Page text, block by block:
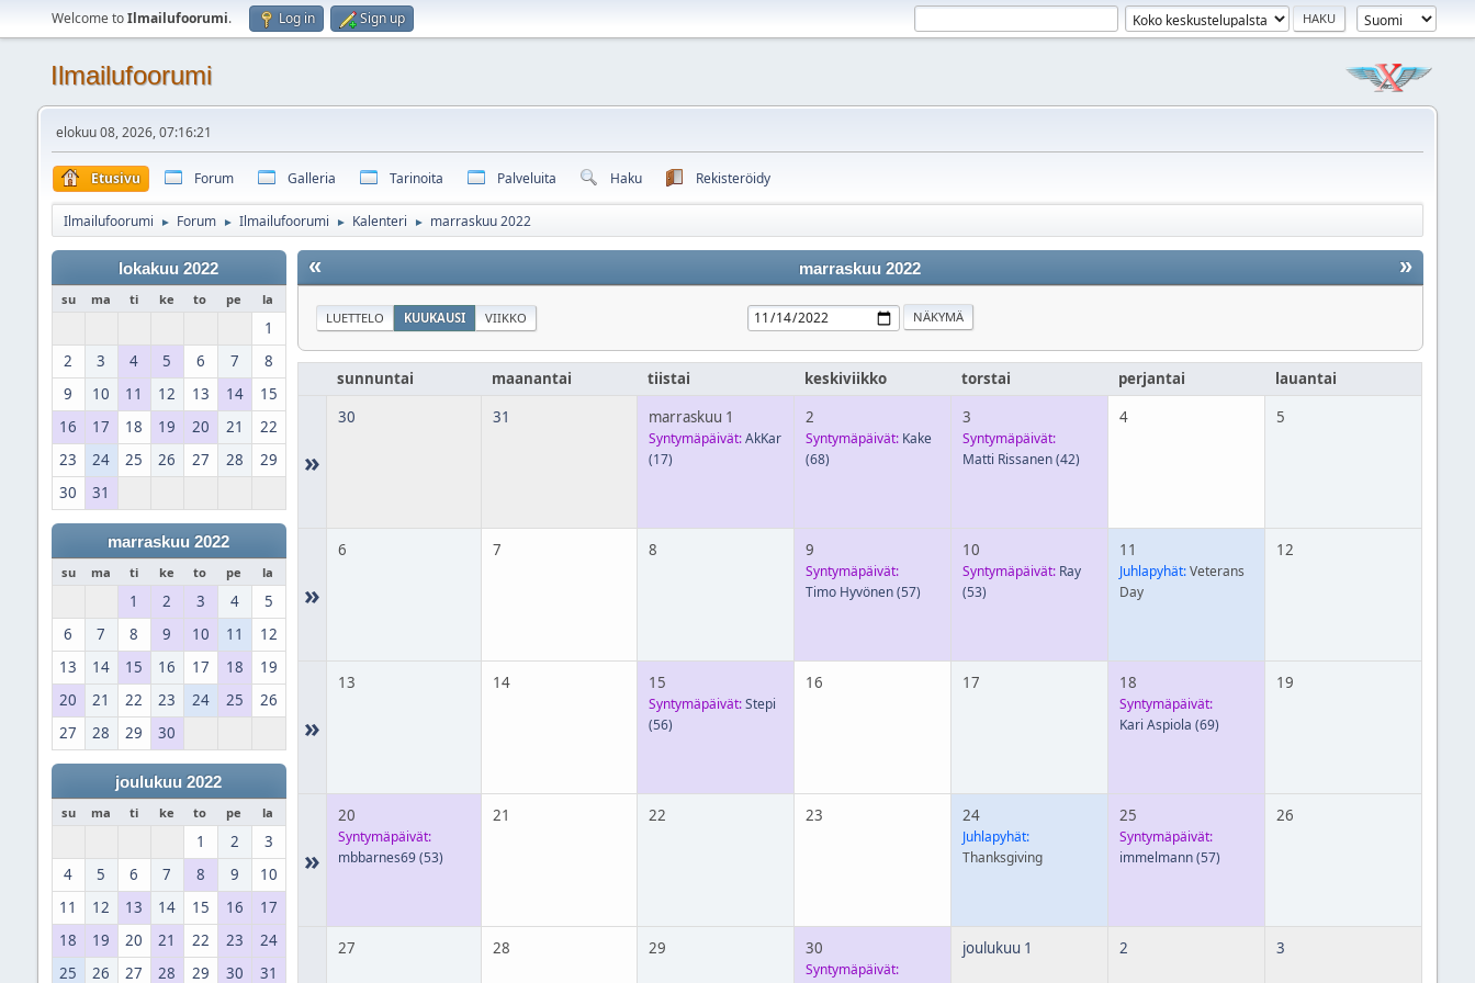
Welcome toIlmailufoorumi. Log in Sign up
Ilmailufoorumi
elokuu 08, 2026, 07:16:21
Etusivu Forum Galleria Tarinoita Palveluita Haku Rekisteröidy
Ilmailufoorumi ► Forum ► Ilmailufoorumi ► Kalenteri ► marraskuu 2022
lokakuu 2022
su ma ti ke to pe la
1
2
3 4 5 6 7
8
9
10 11 12 13 14
15
16
17 18 19 20 21
22
23
24 25 26 27 28
29
30
31
marraskuu 2022
su ma ti ke to pe la
1 2 3 4
5
6
7 8 9 10 11
12
13
14 15 16 17 18
19
20
21 22 23 24 25
26
27
28 29 30
joulukuu 2022
su ma ti ke to pe la
1 2
3
4
5 6 7 8 9
10
11
12 13 14 15 16
17
18
19 20 21 22 23
24
25
26 27 28 29 30 31
« »
marraskuu 2022
LUETTELO KUUKAUSI VIIKKO
sunnuntai maanantai tiistai keskiviikko torstai perjantai lauantai
»
30 31 marraskuu 1
Syntymäpäivät: AkKar
(17)
2
Syntymäpäivät: Kake
(68)
3
Syntymäpäivät:
Matti Rissanen(42)
4 5
»
6 7 8 9
Syntymäpäivät:
Timo Hyvönen(57)
10
Syntymäpäivät: Ray
(53)
11
Juhlapyhät:Veterans
Day
12
»
13 14 15
Syntymäpäivät: Stepi
(56)
16 17 18
Syntymäpäivät:
Kari Aspiola (69)
19
»
20
Syntymäpäivät:
mbbarnes69(53)
21 22 23 24
Juhlapyhät:
Thanksgiving
25
Syntymäpäivät:
immelmann(57)
26
27 28 29 30
Syntymäpäivät:
joulukuu 1 2 3